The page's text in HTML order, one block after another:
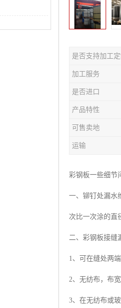
是否支持加工定
加工服务
是否进口
产品特性
可售卖地
运输
彩钢板一些细节
一、铆钉处漏水
次比一次涂的直
二、彩钢板接缝
1、可在缝处两
2、无纺布，布
3、在无纺布或